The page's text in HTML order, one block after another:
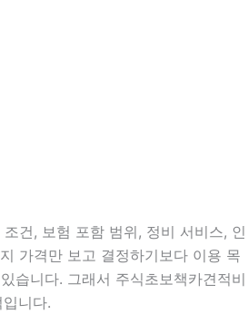
건, 보험 포함 범위, 정비 서비스, 인
가격만 보고 결정하기보다 이용 목
습니다. 그래서 주식초보책카견적비
니다.